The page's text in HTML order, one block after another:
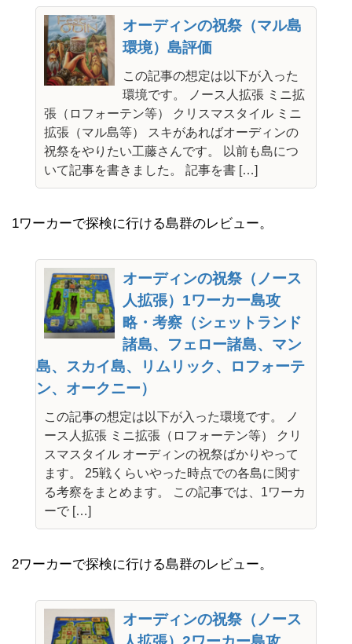
オーディンの祝祭（マル島
環境）島評価
この記事の想定は以下が入った
環境です。 ノース人拡張 ミニ拡
張（ロフォーテン等） クリスマスタイル ミニ
拡張（マル島等） スキがあればオーディンの
祝祭をやりたい工藤さんです。 以前も島につ
いて記事を書きました。 記事を書 […]
1ワーカーで探検に行ける島群のレビュー。
オーディンの祝祭（ノース
人拡張）1ワーカー島攻
略・考察（シェットランド
諸島、フェロー諸島、マン
島、スカイ島、リムリック、ロフォーテ
ン、オークニー）
この記事の想定は以下が入った環境です。 ノ
ース人拡張 ミニ拡張（ロフォーテン等） クリ
スマスタイル オーディンの祝祭ばかりやって
ます。 25戦くらいやった時点での各島に関す
る考察をまとめます。 この記事では、1ワーカ
ーで […]
2ワーカーで探検に行ける島群のレビュー。
オーディンの祝祭（ノース